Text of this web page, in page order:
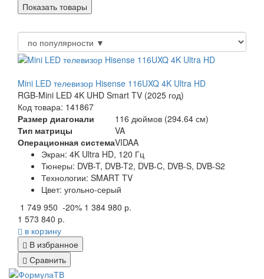
Mini LED телевизор Hisense 116UXQ 4K Ultra HD
RGB-Mini LED 4K UHD Smart TV (2025 год)
Код товара: 141867
Размер диагонали
116 дюймов (294.64 см)
Тип матрицы
VA
Операционная системаVIDAA
Экран: 4K Ultra HD, 120 Гц
Тюнеры: DVB-T, DVB-T2, DVB-C, DVB-S, DVB-S2
Технологии: SMART TV
Цвет: угольно-серый
1 749 950 -20% 1 384 980 р.
1 573 840 р.
в корзину
В избранное
Сравнить